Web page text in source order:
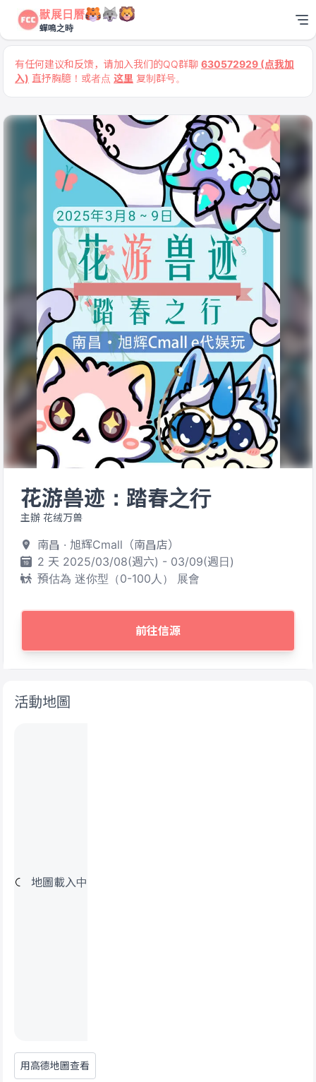
獸展日曆
蟬鳴之時
有任何建议和反馈，请加入我们的QQ群聊 630572929 (点我加
入) 直抒胸臆！或者点 这里 复制群号。
花游兽迹：踏春之行
主辦 花绒万兽
南昌 · 旭辉Cmall（南昌店）
2 天 2025/03/08(週六) - 03/09(週日)
預估為 迷你型（0-100人） 展會
前往信源
活動地圖
地圖載入中
用高德地圖查看